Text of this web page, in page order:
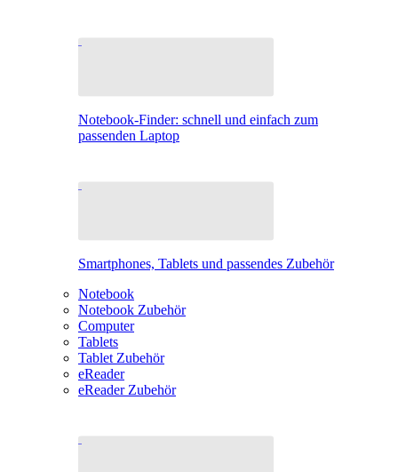
Notebook-Finder: schnell und einfach zum
passenden Laptop
Smartphones, Tablets und passendes Zubehör
Notebook
Notebook Zubehör
Computer
Tablets
Tablet Zubehör
eReader
eReader Zubehör